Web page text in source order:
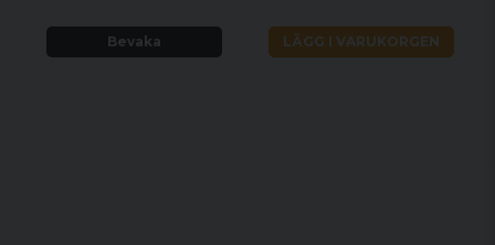
Bevaka LÄGG I VARUKORGEN